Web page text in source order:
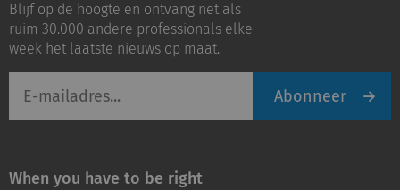
LinkedInYoutube
Blijf op de hoogte en ontvang net als
ruim 30.000 andere professionals elke
week het laatste nieuws op maat.
mailadres
Abonneer
When you have to be right